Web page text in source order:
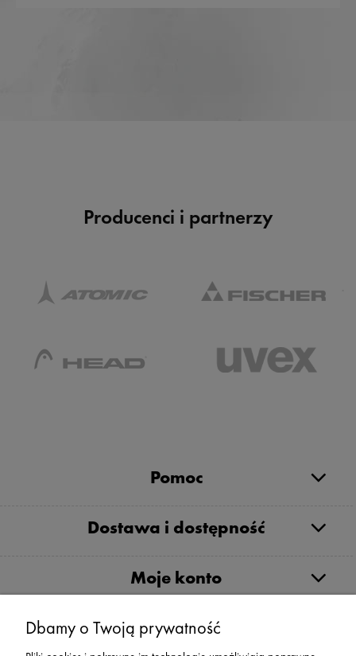
Producenci i partnerzy
Pomoc
Dostawa i dostępność
Moje konto
Serwis
Dbamy o Twoją prywatność